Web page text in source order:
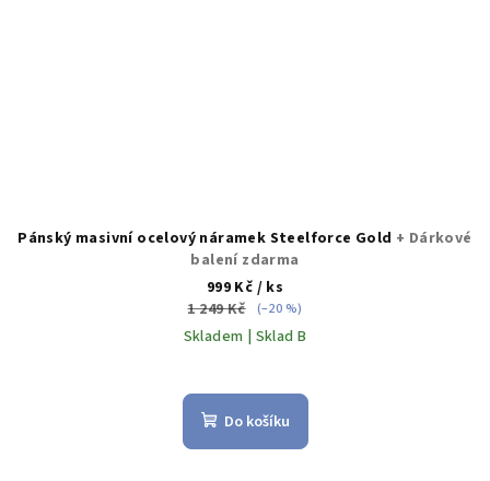
Pánský masivní ocelový náramek Steelforce Gold + Dárkové
balení zdarma
999 Kč / ks
1 249 Kč
(–20 %)
Skladem | Sklad B
Do košíku